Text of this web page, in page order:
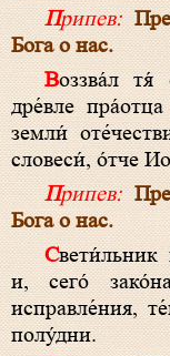
Припев:
Бога о нас.
Воззва́л тя́ е́сть Госпо́дь от Сио́на, я́коже
дре́вле
земли́
словеси́, о́тче
Припев:
Бога о нас.
Свети́льник нога́ма твои́ма зако́н благода́ти,
и, сего́
исправле́ния,
полу́дни.